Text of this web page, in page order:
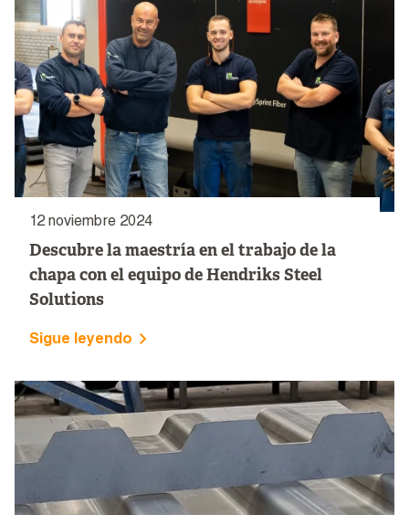
12 noviembre 2024
Descubre la maestría en el trabajo de la
chapa con el equipo de Hendriks Steel
Solutions
Sigue leyendo